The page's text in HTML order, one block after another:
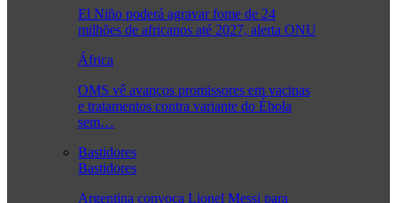
El Niño poderá agravar fome de 24
milhões de africanos até 2027, alerta ONU
África
OMS vê avanços promissores em vacinas
e tratamentos contra variante do Ébola
sem…
Bastidores
Bastidores
Argentina convoca Lionel Messi para